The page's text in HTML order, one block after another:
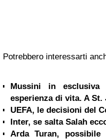
Potrebbero interessarti
Mussini in esclusiva
esperienza di vita. A St.
UEFA, le decisioni del
Inter, se salta Salah
Arda Turan, possibile